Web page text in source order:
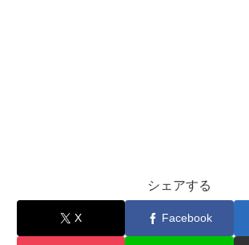
シェアする
X Facebook